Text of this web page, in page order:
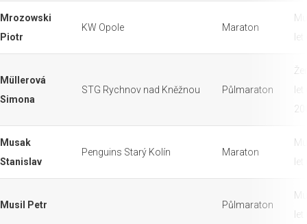
Mrozowski
Piotr
KW Opole Maraton
Müllerová
Simona
STG Rychnov nad Kněžnou Půlmaraton
Musak
Stanislav
Penguins Starý Kolín Maraton
Musil Petr Půlmaraton